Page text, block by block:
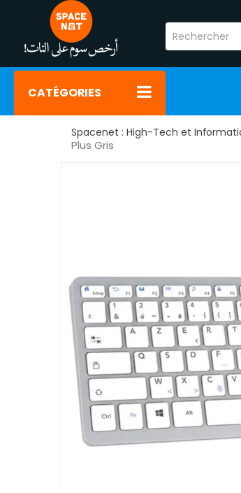
CATÉGORIES
Spacenet : High-Tech et
Plus Gris